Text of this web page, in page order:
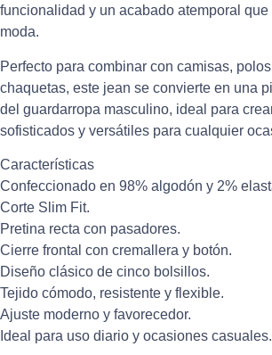
funcionalidad y un acabado atemporal
moda.
Perfecto para combinar con camisas,
chaquetas, este jean se convierte en una
del guardarropa masculino, ideal para
sofisticados y versátiles para cualquier
Características
Confeccionado en 98% algodón y 2%
Corte Slim Fit.
Pretina recta con pasadores.
Cierre frontal con cremallera y botón.
Diseño clásico de cinco bolsillos.
Tejido cómodo, resistente y flexible.
Ajuste moderno y favorecedor.
Ideal para uso diario y ocasiones casuales.